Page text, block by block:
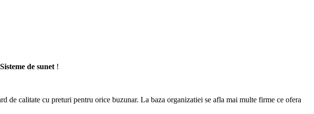
Sisteme de sunet !
calitate cu preturi pentru orice buzunar. La baza organizatiei se afla mai multe firme ce ofera